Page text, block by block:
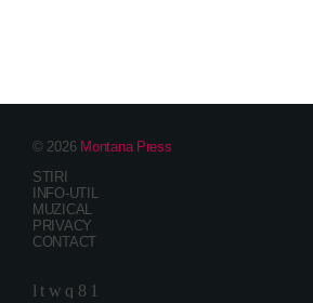
© 2026 Montana Press
STIRI
INFO-UTIL
MUZICAL
PRIVACY
CONTACT